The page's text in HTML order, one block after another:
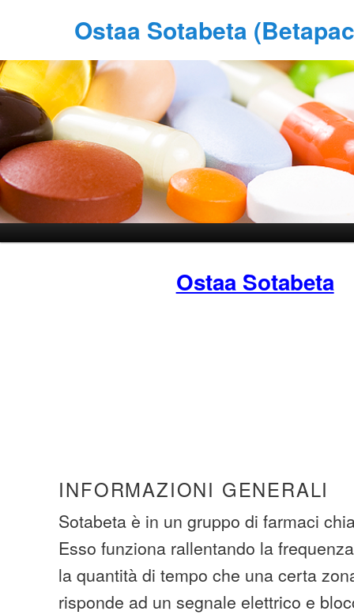
Ostaa Sotabeta
Ostaa Sotabeta
INFORMAZIONI GENERALI
Sotabeta è in un gruppo di farmaci
Esso funziona rallentando la
la quantità di tempo che una certa
risponde ad un segnale elettrico e